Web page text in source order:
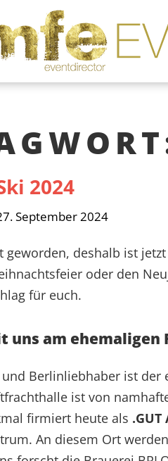
2024
September 2024
geworden, deshalb ist
oder den
für euch.
uns am ehemaligen
Berlinliebhaber ist der
ist von
firmiert heute als
An diesem Ort